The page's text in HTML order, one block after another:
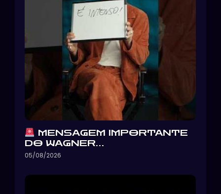
MENSAGEM IMPORTANTE
DO WAGNER…
05/08/2026